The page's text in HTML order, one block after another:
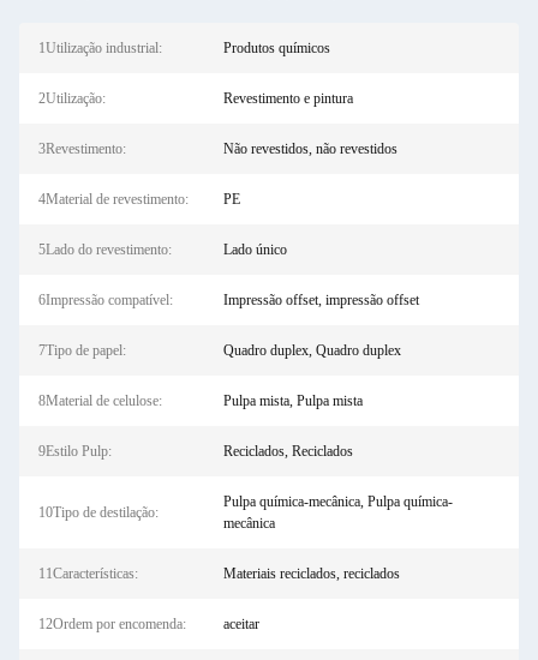
1Utilização industrial: Produtos químicos
2Utilização: Revestimento e pintura
3Revestimento: Não revestidos, não revestidos
4Material de revestimento: PE
5Lado do revestimento: Lado único
6Impressão compatível: Impressão offset, impressão offset
7Tipo de papel: Quadro duplex, Quadro duplex
8Material de celulose: Pulpa mista, Pulpa mista
9Estilo Pulp: Reciclados, Reciclados
10Tipo de destilação:
Pulpa química-mecânica, Pulpa química-
mecânica
11Características: Materiais reciclados, reciclados
12Ordem por encomenda: aceitar